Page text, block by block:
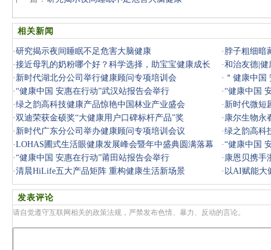
相关新闻
·研究揭示夜间睡眠不足危害大脑健康 · 脖子粗细暗
·接近母乳的奶粉哪个好？科学选择，助宝宝健康成长 ·和治友德|
· 新时代湖北分公司举行健康顾问专项培训会 · ＂健康中
·“健康中国 安惠在行动”武汉站报告会举行 ·“健康中国
·绿之韵高科技健康产品惊艳中国林业产业盛会 · 新时代微短
·双迪荣获金硕奖“大健康用户口碑标杆产品”奖 · 康尔生物永
品”殊荣
· 新时代广东分公司举办健康顾问专项培训会议 ·绿之韵高科
业盛会
·LOHAS圃式生活眼健康发展峰会暨年中盛典圆满落幕 ·“健康中国
·“健康中国 安惠在行动”莆田站报告会举行 · 康恩贝携手
·清晨HiLife五大产品矩阵 重构健康生活新场景 · 以AI赋能大
发表评论
请自觉遵守互联网相关的政策法规，严禁发布色情、暴力、反动的言论。